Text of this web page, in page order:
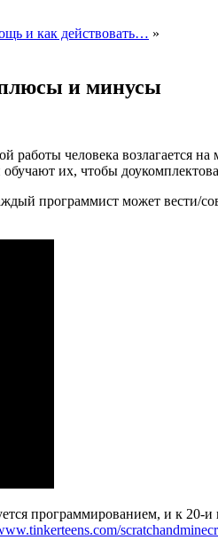
и как действовать… »
и минусы
человека возлагается
их, чтобы
программист может вести/
программированием, и к